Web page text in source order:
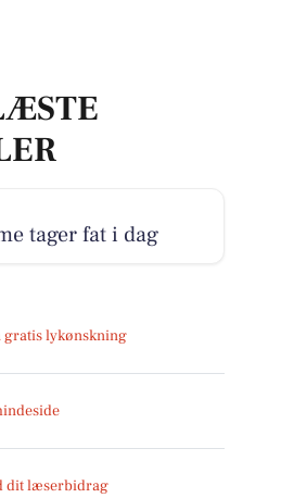
tager fat i dag
gratis lykønskning
dit læserbidrag